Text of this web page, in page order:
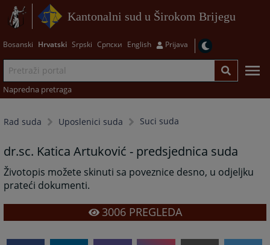
Kantonalni sud u Širokom Brijegu
Bosanski Hrvatski Srpski Српски English Prijava
Napredna pretraga
Rad suda Uposlenici suda Suci suda
dr.sc. Katica Artuković - predsjednica suda
Životopis možete skinuti sa poveznice desno, u odjeljku
prateći dokumenti.
3006PREGLEDA